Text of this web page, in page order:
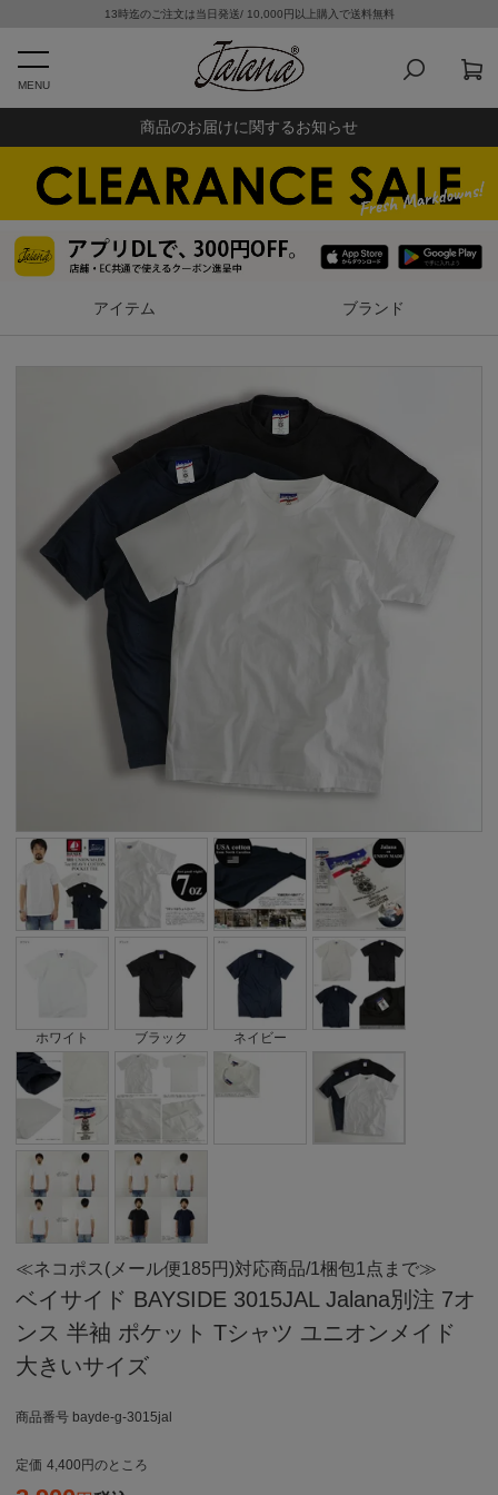
13時迄のご注文は当日発送/ 10,000円以上購入で送料無料
MENU
商品のお届けに関するお知らせ
アイテム ブランド
ホワイト ブラック ネイビー
≪ネコポス(メール便185円)対応商品/1梱包1点まで≫
ベイサイド BAYSIDE 3015JAL Jalana別注 7オ
ンス 半袖 ポケット Tシャツ ユニオンメイド
大きいサイズ
商品番号 bayde-g-3015jal
定価 4,400 のところ